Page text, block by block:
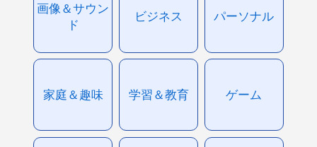
画像＆サウン
ド
ビジネス パーソナル
家庭＆趣味 学習＆教育 ゲーム